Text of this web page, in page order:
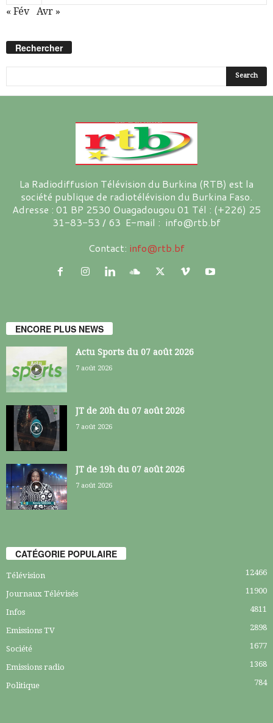
« Fév
Avr »
Rechercher
La Radiodiffusion Télévision du Burkina (RTB) est la
société publique de radiotélévision du Burkina Faso.
Adresse : 01 BP 2530 Ouagadougou 01 Tél : (+226) 25
31-83-53 / 63 E-mail : info@rtb.bf
Contact: info@rtb.bf
ENCORE PLUS NEWS
Actu Sports du 07 août 2026
7 août 2026
JT de 20h du 07 août 2026
7 août 2026
JT de 19h du 07 août 2026
7 août 2026
CATÉGORIE POPULAIRE
Télévision 12466
Journaux Télévisés 11900
Infos 4811
Emissions TV 2898
Société 1677
Emissions radio 1368
Politique 784